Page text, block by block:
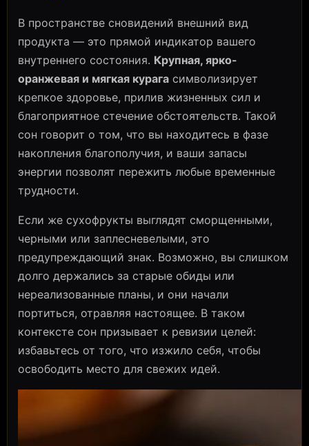
В пространстве сновидений внешний вид
продукта — это прямой индикатор вашего
внутреннего состояния. Крупная, ярко-
оранжевая и мягкая курага символизирует
крепкое здоровье, прилив жизненных сил и
благоприятное стечение обстоятельств. Такой
сон говорит о том, что вы находитесь в фазе
накопления благополучия, и ваши запасы
энергии позволят пережить любые временные
трудности.
Если же сухофрукты выглядят сморщенными,
черными или заплесневелыми, это
предупреждающий знак. Возможно, вы слишком
долго держались за старые обиды или
нереализованные планы, и они начали
портиться, отравляя настоящее. В таком
контексте сон призывает к ревизии целей:
избавьтесь от того, что изжило себя, чтобы
освободить место для свежих идей.